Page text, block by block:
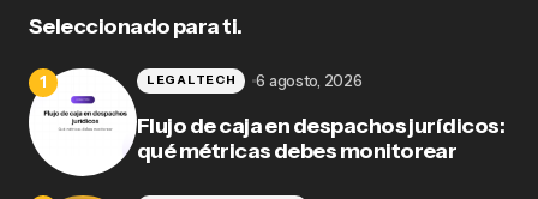
Seleccionado para ti.
Flujo de caja en despachos jurídicos:
qué métricas debes monitorear
LEGALTECH 6 agosto, 2026